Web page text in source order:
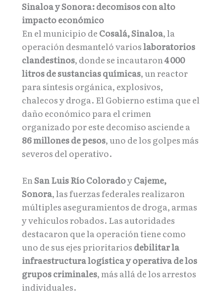
Sinaloa y Sonora: decomisos con alto
impacto económico
En el municipio de Cosalá, Sinaloa, la
operación desmanteló varioslaboratorios
clandestinos, donde se incautaron4000
litros de sustancias químicas, un reactor
para síntesis orgánica, explosivos,
chalecos y droga. El Gobierno estima que el
daño económico para el crimen
organizado por este decomiso asciende a
86 millones de pesos, uno de los golpes más
severos del operativo.
En San Luis Río ColoradoyCajeme,
Sonora, las fuerzas federales realizaron
múltiples aseguramientos de droga, armas
y vehículos robados. Las autoridades
destacaron que la operación tiene como
uno de sus ejes prioritarios debilitar la
infraestructura logística y operativa de los
grupos criminales, más allá de los arrestos
individuales.